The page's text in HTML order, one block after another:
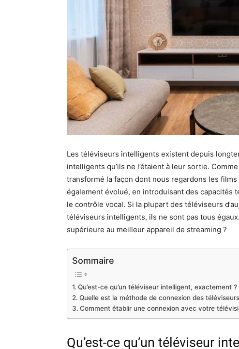
Les téléviseurs intelligents existent depuis
intelligents qu’ils ne l’étaient à leur sortie.
transformé la façon dont nous regardons les
également évolué, en introduisant des
le contrôle vocal. Si la plupart des téléviseurs
téléviseurs intelligents, ils ne sont pas tous
supérieure au meilleur appareil de streaming ?
Sommaire
Qu’est-ce qu’un téléviseur intelligent, exactement ?
Quelle est la méthode de connexion des
Comment établir une connexion avec votre
Qu’est-ce qu’un téléviseur